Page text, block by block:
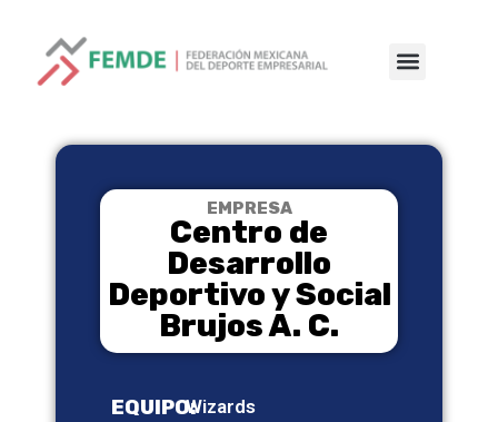
EMPRESA
Centro de
Desarrollo
Deportivo y Social
Brujos A. C.
EQUIPO:Wizards